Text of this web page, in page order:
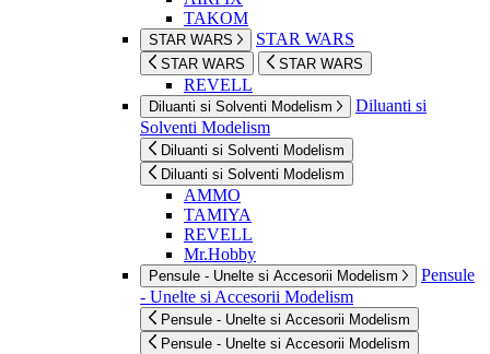
TAKOM
STAR WARS STAR WARS
STAR WARS STAR WARS
REVELL
Diluanti si Solventi Modelism
Diluanti si
Solventi Modelism
Diluanti si Solventi Modelism
Diluanti si Solventi Modelism
AMMO
TAMIYA
REVELL
Mr.Hobby
Pensule - Unelte si Accesorii Modelism
Pensule
- Unelte si Accesorii Modelism
Pensule - Unelte si Accesorii Modelism
Pensule - Unelte si Accesorii Modelism